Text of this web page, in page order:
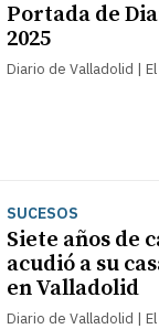
Portada de
2025
Diario de Valladolid |
SUCESOS
Siete años de
acudió a su
en Valladolid
Diario de Valladolid |